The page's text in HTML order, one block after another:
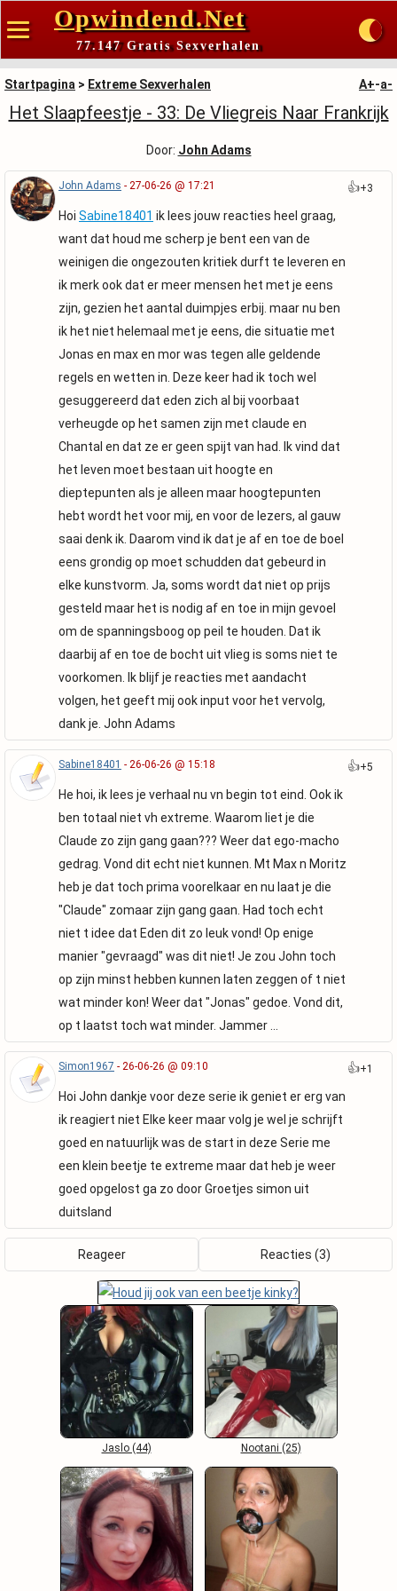
Opwindend.Net
77.147 Gratis Sexverhalen
Startpagina > Extreme Sexverhalen A+-a-
Het Slaapfeestje - 33: De Vliegreis Naar Frankrijk
Door: John Adams
John Adams - 27-06-26 @ 17:21
Hoi Sabine18401 ik lees jouw reacties heel graag,
want dat houd me scherp je bent een van de
weinigen die ongezouten kritiek durft te leveren en
ik merk ook dat er meer mensen het met je eens
zijn, gezien het aantal duimpjes erbij. maar nu ben
ik het niet helemaal met je eens, die situatie met
Jonas en max en mor was tegen alle geldende
regels en wetten in. Deze keer had ik toch wel
gesuggereerd dat eden zich al bij voorbaat
verheugde op het samen zijn met claude en
Chantal en dat ze er geen spijt van had. Ik vind dat
het leven moet bestaan uit hoogte en
dieptepunten als je alleen maar hoogtepunten
hebt wordt het voor mij, en voor de lezers, al gauw
saai denk ik. Daarom vind ik dat je af en toe de boel
eens grondig op moet schudden dat gebeurd in
elke kunstvorm. Ja, soms wordt dat niet op prijs
gesteld maar het is nodig af en toe in mijn gevoel
om de spanningsboog op peil te houden. Dat ik
daarbij af en toe de bocht uit vlieg is soms niet te
voorkomen. Ik blijf je reacties met aandacht
volgen, het geeft mij ook input voor het vervolg,
dank je. John Adams
👍+3
Sabine18401 - 26-06-26 @ 15:18
He hoi, ik lees je verhaal nu vn begin tot eind. Ook ik
ben totaal niet vh extreme. Waarom liet je die
Claude zo zijn gang gaan??? Weer dat ego-macho
gedrag. Vond dit echt niet kunnen. Mt Max n Moritz
heb je dat toch prima voorelkaar en nu laat je die
"Claude" zomaar zijn gang gaan. Had toch echt
niet t idee dat Eden dit zo leuk vond! Op enige
manier "gevraagd" was dit niet! Je zou John toch
op zijn minst hebben kunnen laten zeggen of t niet
wat minder kon! Weer dat "Jonas" gedoe. Vond dit,
op t laatst toch wat minder. Jammer ...
👍+5
Simon1967 - 26-06-26 @ 09:10
Hoi John dankje voor deze serie ik geniet er erg van
ik reagiert niet Elke keer maar volg je wel je schrijft
goed en natuurlijk was de start in deze Serie me
een klein beetje te extreme maar dat heb je weer
goed opgelost ga zo door Groetjes simon uit
duitsland
👍+1
Reageer Reacties (3)
Jaslo (44) Nootani (25)